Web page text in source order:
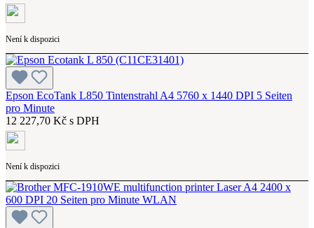
Není k dispozici
Epson EcoTank L850 Tintenstrahl A4 5760 x 1440 DPI 5 Seiten
pro Minute
12 227,70 Kč s DPH
Není k dispozici